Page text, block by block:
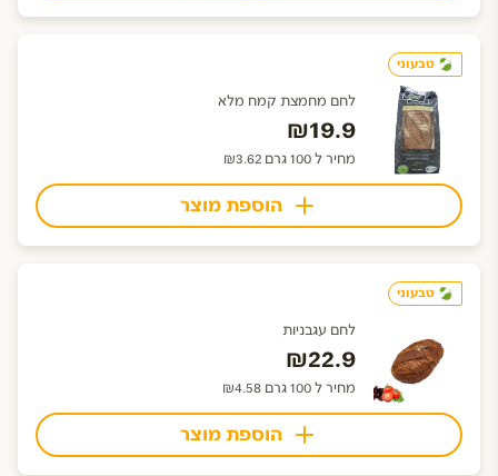
טבעוני
לחם מחמצת קמח מלא
₪19.9
מחיר ל 100 גרם ₪3.62
הוספת מוצר
טבעוני
לחם עגבניות
₪22.9
מחיר ל 100 גרם ₪4.58
הוספת מוצר